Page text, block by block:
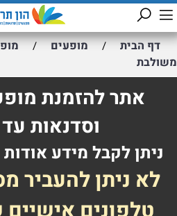
דף הבית / מופעים /
משולבת
אתר להזמנת
וסדנאות
ניתן לקבל מידע
לא ניתן להעביר